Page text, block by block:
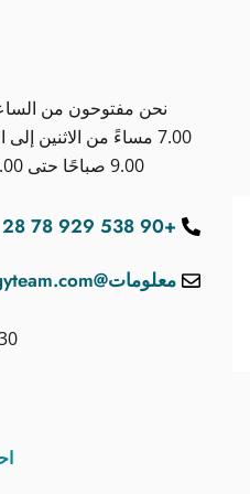
7.00 مساءً من الاثنين
9.00 صباحًا حتى 5.00 مساءً يوم السبت
+90 538 929 78 28
معلومات@surgyteam.com